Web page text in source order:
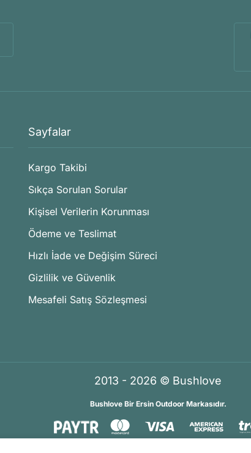
Sayfalar
Kargo Takibi
Sıkça Sorulan Sorular
Kişisel Verilerin Korunması
Ödeme ve Teslimat
Hızlı İade ve Değişim Süreci
Gizlilik ve Güvenlik
Mesafeli Satış Sözleşmesi
2013 - 2026 © Bushlove
Bushlove Bir Ersin Outdoor Markasıdır.